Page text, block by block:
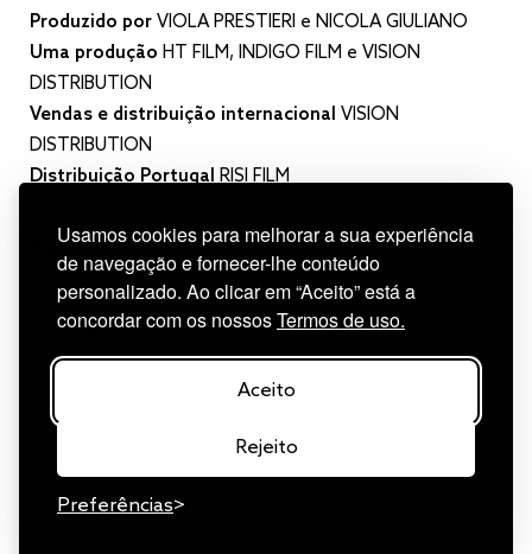
Usamos cookies para melhorar a sua experiência
de navegação e fornecer-lhe conteúdo
personalizado. Ao clicar em “Aceito” está a
concordar com os nossosTermos de uso.
Aceito
Rejeito
Preferências
Produzido por VIOLA PRESTIERI e NICOLA GIULIANO
Uma produção HT FILM, INDIGO FILM e VISION
DISTRIBUTION
Vendas e distribuição internacional VISION
DISTRIBUTION
Distribuição Portugal RISI FILM
Material para download
Materiais Promocionais